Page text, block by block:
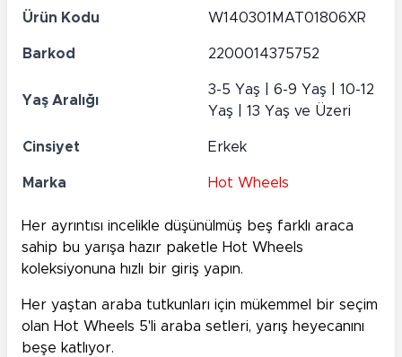
Ürün Kodu W140301MAT01806XR
Barkod 2200014375752
Yaş Aralığı
3-5 Yaş | 6-9 Yaş | 10-12
Yaş | 13 Yaş ve Üzeri
Cinsiyet Erkek
Marka Hot Wheels
Her ayrıntısı incelikle düşünülmüş beş farklı araca
sahip bu yarışa hazır paketle Hot Wheels
koleksiyonuna hızlı bir giriş yapın.
Her yaştan araba tutkunları için mükemmel bir seçim
olan Hot Wheels 5'li araba setleri, yarış heyecanını
beşe katlıyor.